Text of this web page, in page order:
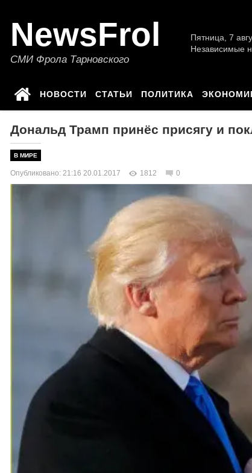
NewsFrol
СМИ Фрола Тарновского
Пятница, 7
Независимые
НОВОСТИ СТАТЬИ ПОЛИТИКА
Дональд Трамп принёс присягу и
В МИРЕ
Опубликовано: 21:16 20.01.2017 1812 0